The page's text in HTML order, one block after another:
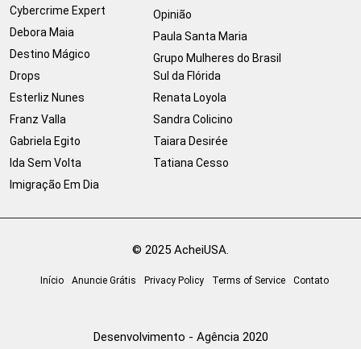
Cybercrime Expert
Debora Maia
Destino Mágico
Drops
Esterliz Nunes
Franz Valla
Gabriela Egito
Ida Sem Volta
Imigração Em Dia
Opinião
Paula Santa Maria
Grupo Mulheres do Brasil
Sul da Flórida
Renata Loyola
Sandra Colicino
Taiara Desirée
Tatiana Cesso
© 2025 AcheiUSA.
Início Anuncie Grátis Privacy Policy Terms of Service Contato
Desenvolvimento - Agência 2020